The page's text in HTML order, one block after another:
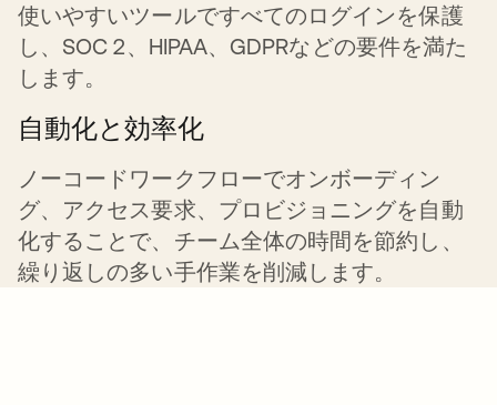
使いやすいツールですべてのログインを保護
し、SOC 2、HIPAA、GDPRなどの要件を満た
します。
自動化と効率化
ノーコードワークフローでオンボーディン
グ、アクセス要求、プロビジョニングを自動
化することで、チーム全体の時間を節約し、
繰り返しの多い手作業を削減します。